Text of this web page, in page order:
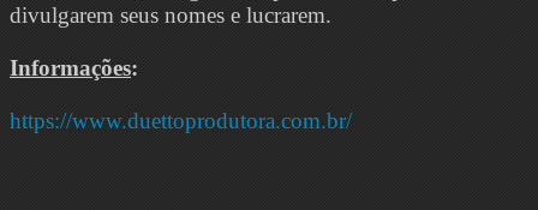
divulgarem seus nomes e lucrarem.
Informações:
https://www.duettoprodutora.com.br/